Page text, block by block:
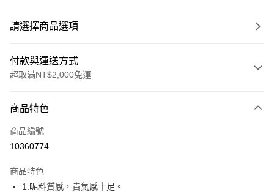
請選擇商品選項
付款與運送方式
超取滿NT$2,000免運
信用卡一次付款
超商取貨付款
Apple Pay
商品特色
商品編號
10360774
商品特色
1.呢料質感，貴氣感十足。